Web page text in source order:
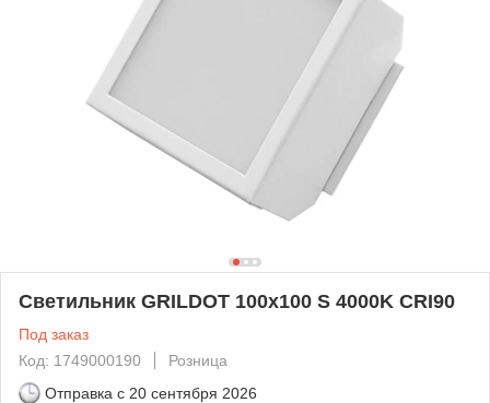
Светильник GRILDOT 100x100 S 4000K CRI90
Под заказ
Код: 1749000190
Розница
Отправка с 20 сентября 2026